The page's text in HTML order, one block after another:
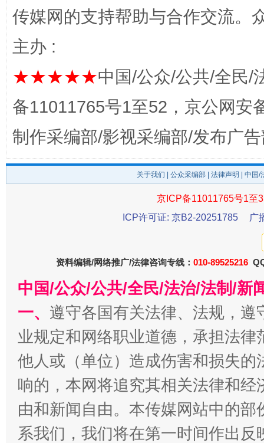
受贿1.44亿！段成刚被判无期 从幼
全民健身五年计划来了！等你上场
传媒网的支持帮助与合作交流。
主办 :
★★★★★中国/公众/公共/全民/
备11011765号1至52，京公网安
制作采编部/影视采编部/发布广
关于我们 公众采编部 法律声明 | 中国
京ICP备11011765号1至
ICP许可证: 京B2-20251785
广
资料编辑/网络推广/法律咨询专线： 010-89525216
中国/公众/公共/全民/法治/法制/新
一、 遵守各国有关法律、法规，
业规定和网络职业道德，承担法
他人或（单位）造成伤害和损失
响的，本网将追究其相关法律和
由和新闻自由。本传媒网站中的
系我们，我们将在第一时间作出